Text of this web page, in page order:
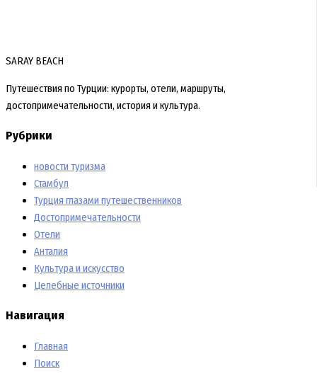
SARAY BEACH
Путешествия по Турции: курорты, отели, маршруты,
достопримечательности, история и культура.
Рубрики
новости туризма
Стамбул
Турция глазами путешественников
Достопримечательности
Отели
Анталия
Культура и искусство
Целебные источники
Навигация
Главная
Поиск